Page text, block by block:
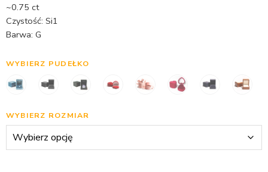
~0.75 ct
Czystość: Si1
Barwa: G
WYBIERZ PUDEŁKO
WYBIERZ ROZMIAR